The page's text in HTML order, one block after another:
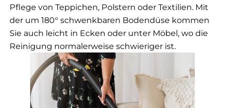
Pflege von Teppichen, Polstern oder Textilien. Mit
der um 180° schwenkbaren Bodendüse kommen
Sie auch leicht in Ecken oder unter Möbel, wo die
Reinigung normalerweise schwieriger ist.